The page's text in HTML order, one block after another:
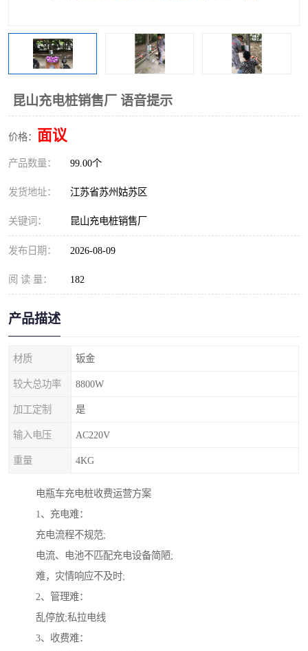
昆山充电桩销售厂 语音提示
价格： 面议
产品数量： 99.00个
发货地址： 江苏省苏州姑苏区
关键词： 昆山充电桩销售厂
发布日期： 2026-08-09
阅 读 量： 182
产品描述
材质 钣金
较大总功率 8800W
加工定制 是
输入电压 AC220V
重量 4KG
电瓶车充电桩收费运营方案
1、充电难：
充电流程不规范;
电流、电池不匹配充电设备简陋;
难，灾情响应不及时;
2、管理难：
乱停放;私拉电线
3、收费难：